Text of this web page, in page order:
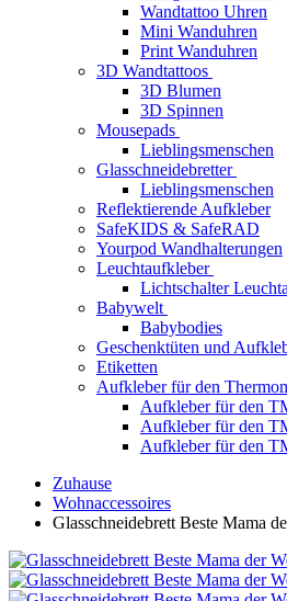
Wandtattoo Uhren
Mini Wanduhren
Print Wanduhren
3D Wandtattoos
3D Blumen
3D Spinnen
Mousepads
Lieblingsmenschen
Glasschneidebretter
Lieblingsmenschen
Reflektierende Aufkleber
SafeKIDS & SafeRAD
Yourpod Wandhalterungen
Leuchtaufkleber
Lichtschalter
Babywelt
Babybodies
Geschenktüten und
Etiketten
Aufkleber für den
Aufkleber für den
Aufkleber für den
Aufkleber für den
Zuhause
Wohnaccessoires
Glasschneidebrett Beste Mama